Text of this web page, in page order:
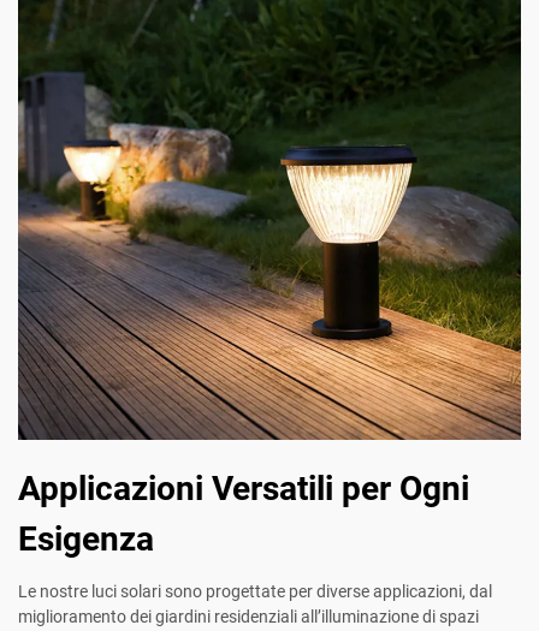
Applicazioni Versatili per Ogni
Esigenza
Le nostre luci solari sono progettate per diverse applicazioni, dal
miglioramento dei giardini residenziali all’illuminazione di spazi